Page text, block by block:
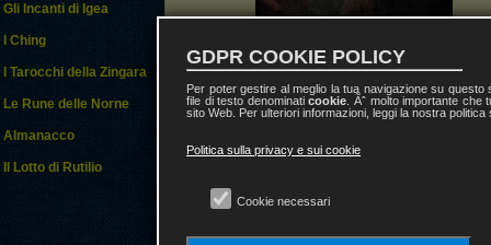
Gli Incanti di Igea
I Ching
I Tarocchi della Zingara
Le Rune delle Norne
Almanacco
Il Lotto di Rutilio
GDPR COOKIE POLICY
Per poter gestire al meglio la tua navigazione su
file di testo denominaticookie . Ãˆ molto importante
sito Web. Per ulteriori informazioni, leggi la nostra
Politica sulla privacy e sui cookie
Cookie necessari